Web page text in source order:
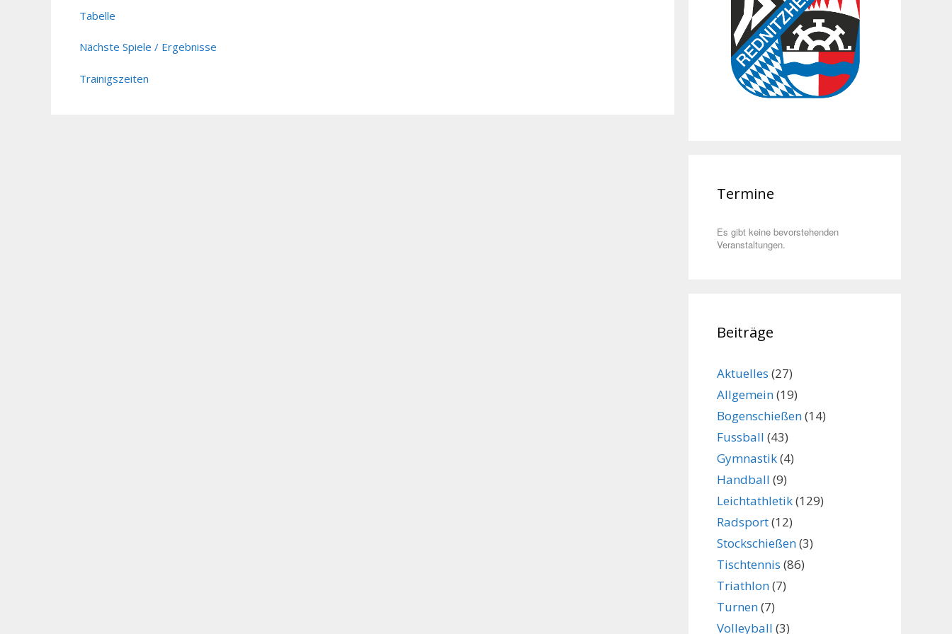
Tabelle
Nächste Spiele / Ergebnisse
Trainigszeiten
Termine
Es gibt keine bevorstehenden
Veranstaltungen.
Beiträge
Aktuelles (27)
Allgemein(19)
Bogenschießen(14)
Fussball (43)
Gymnastik(4)
Handball (9)
Leichtathletik(129)
Radsport(12)
Stockschießen(3)
Tischtennis (86)
Triathlon(7)
Turnen(7)
Volleyball (3)